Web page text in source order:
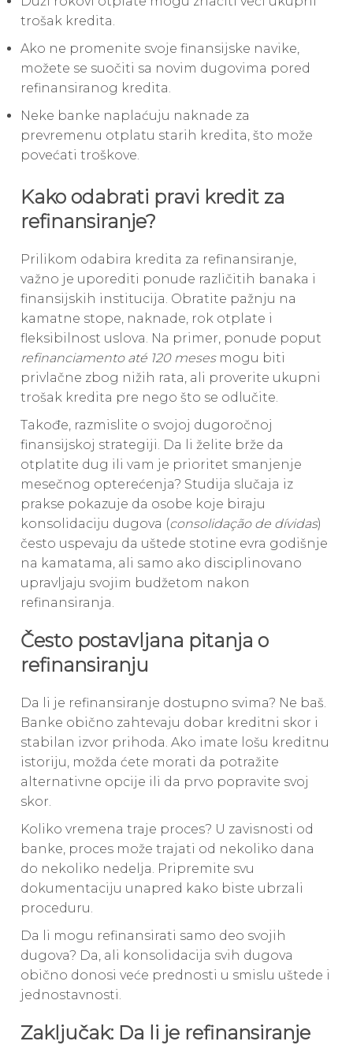
trošak kredita.
Ako ne promenite svoje finansijske navike,
možete se suočiti sa novim dugovima pored
refinansiranog kredita.
Neke banke naplaćuju naknade za
prevremenu otplatu starih kredita, što može
povećati troškove.
Kako odabrati pravi kredit za
refinansiranje?
Prilikom odabira kredita za refinansiranje,
važno je uporediti ponude različitih banaka i
finansijskih institucija. Obratite pažnju na
kamatne stope, naknade, rok otplate i
fleksibilnost uslova. Na primer, ponude poput
refinanciamento até 120 mesesmogu biti
privlačne zbog nižih rata, ali proverite ukupni
trošak kredita pre nego što se odlučite.
Takođe, razmislite o svojoj dugoročnoj
finansijskoj strategiji. Da li želite brže da
otplatite dug ili vam je prioritet smanjenje
mesečnog opterećenja? Studija slučaja iz
prakse pokazuje da osobe koje biraju
konsolidaciju dugova (consolidação de dívidas)
često uspevaju da uštede stotine evra godišnje
na kamatama, ali samo ako disciplinovano
upravljaju svojim budžetom nakon
refinansiranja.
Često postavljana pitanja o
refinansiranju
Da li je refinansiranje dostupno svima? Ne baš.
Banke obično zahtevaju dobar kreditni skor i
stabilan izvor prihoda. Ako imate lošu kreditnu
istoriju, možda ćete morati da potražite
alternativne opcije ili da prvo popravite svoj
skor.
Koliko vremena traje proces? U zavisnosti od
banke, proces može trajati od nekoliko dana
do nekoliko nedelja. Pripremite svu
dokumentaciju unapred kako biste ubrzali
proceduru.
Da li mogu refinansirati samo deo svojih
dugova? Da, ali konsolidacija svih dugova
obično donosi veće prednosti u smislu uštede i
jednostavnosti.
Zaključak: Da li je refinansiranje